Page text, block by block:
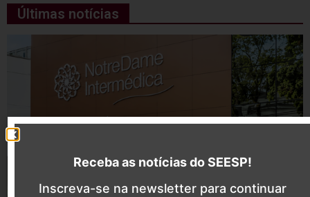
Últimas notícias
Receba as notícias do SEESP!
Inscreva-se na newsletter para continuar